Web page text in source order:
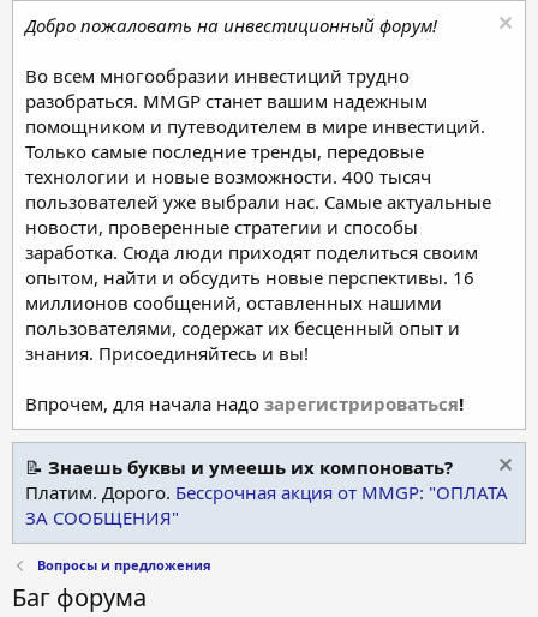
Добро пожаловать на инвестиционный форум!
Во всем многообразии инвестиций трудно
разобраться. MMGP станет вашим надежным
помощником и путеводителем в мире инвестиций.
Только самые последние тренды, передовые
технологии и новые возможности. 400 тысяч
пользователей уже выбрали нас. Самые актуальные
новости, проверенные стратегии и способы
заработка. Сюда люди приходят поделиться своим
опытом, найти и обсудить новые перспективы. 16
миллионов сообщений, оставленных нашими
пользователями, содержат их бесценный опыт и
знания. Присоединяйтесь и вы!
Впрочем, для начала надо зарегистрироваться!
📝 Знаешь буквы и умеешь их компоновать?
Платим. Дорого. Бессрочная акция от MMGP: "ОПЛАТА
ЗА СООБЩЕНИЯ"
Вопросы и предложения
Баг форума